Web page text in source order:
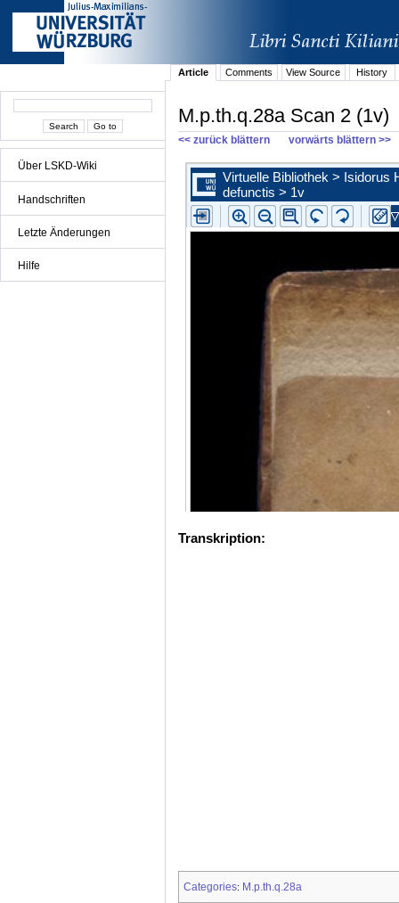
Über LSKD-Wiki
Handschriften
Letzte Änderungen
Hilfe
Article Comments View Source History
M.p.th.q.28a Scan 2 (1v)
<< zurück blättern vorwärts blättern >>
Transkription:
Categories: M.p.th.q.28a